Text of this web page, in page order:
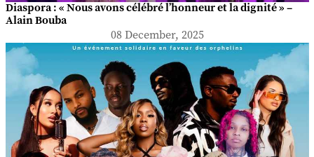
Diaspora : « Nous avons célébré l’honneur et la dignité » –
Alain Bouba
08 December, 2025